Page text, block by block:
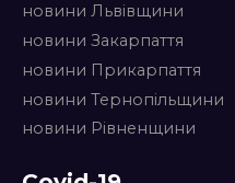
новини Львівщини
новини Закарпаття
новини Прикарпаття
новини Тернопільщини
новини Рівненщини